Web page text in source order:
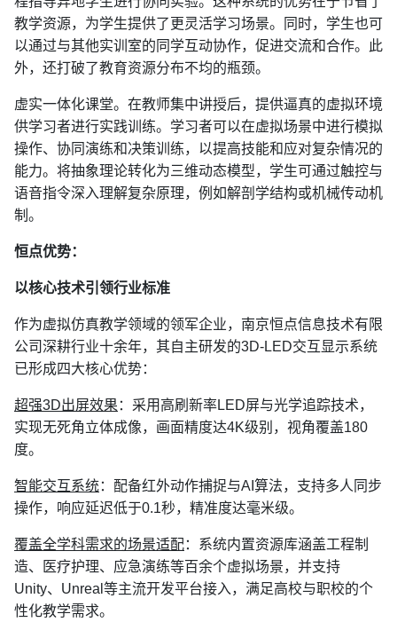
教学资源，为学生提供了更灵活学习场景。同时，学生也可
以通过与其他实训室的同学互动协作，促进交流和合作。此
外，还打破了教育资源分布不均的瓶颈。
虚实一体化课堂。在教师集中讲授后，提供逼真的虚拟环境
供学习者进行实践训练。学习者可以在虚拟场景中进行模拟
操作、协同演练和决策训练，以提高技能和应对复杂情况的
能力。将抽象理论转化为三维动态模型，学生可通过触控与
语音指令深入理解复杂原理，例如解剖学结构或机械传动机
制。
恒点优势：
以核心技术引领行业标准
作为虚拟仿真教学领域的领军企业，南京恒点信息技术有限
公司深耕行业十余年，其自主研发的3D-LED交互显示系统
已形成四大核心优势：
超强3D出屏效果 ：采用高刷新率LED屏与光学追踪技术，
实现无死角立体成像，画面精度达4K级别，视角覆盖180
度。
智能交互系统：配备红外动作捕捉与AI算法，支持多人同步
操作，响应延迟低于0.1秒，精准度达毫米级。
覆盖全学科需求的场景适配：系统内置资源库涵盖工程制
造、医疗护理、应急演练等百余个虚拟场景，并支持
Unity、Unreal等主流开发平台接入，满足高校与职校的个
性化教学需求。